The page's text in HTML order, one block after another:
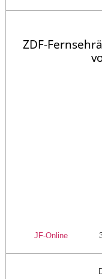
ZDF-
JF-Online